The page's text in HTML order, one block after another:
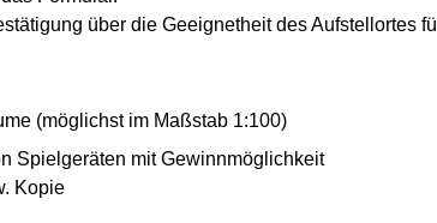
über die Geeignetheit des Aufstellortes
(möglichst im Maßstab 1:100)
Spielgeräten mit Gewinnmöglichkeit
Kopie